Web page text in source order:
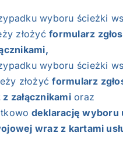
wyboru ścieżki
złożyćformularz
wyboru ścieżki
złożyćformularz
załącznikamioraz
deklarację wyboru
wraz z kartami